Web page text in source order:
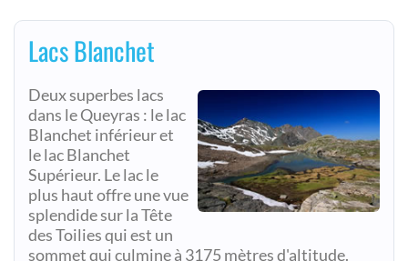
Lacs Blanchet
Deux superbes lacs
dans le Queyras : le lac
Blanchet inférieur et
le lac Blanchet
Supérieur. Le lac le
plus haut offre une vue
splendide sur la Tête
des Toilies qui est un
sommet qui culmine à 3175 mètres d'altitude.